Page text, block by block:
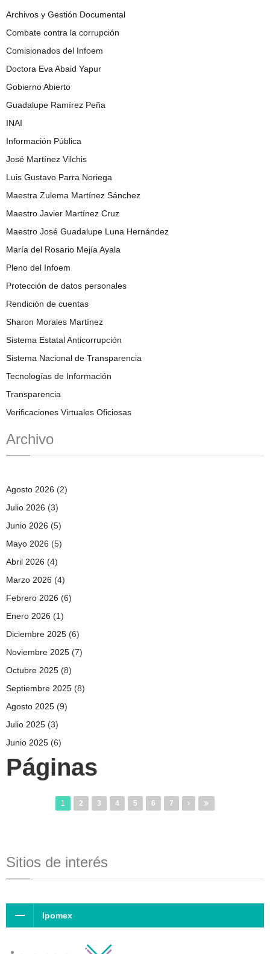
Archivos y Gestión Documental
Combate contra la corrupción
Comisionados del Infoem
Doctora Eva Abaid Yapur
Gobierno Abierto
Guadalupe Ramírez Peña
INAI
Información Pública
José Martínez Vilchis
Luis Gustavo Parra Noriega
Maestra Zulema Martínez Sánchez
Maestro Javier Martínez Cruz
Maestro José Guadalupe Luna Hernández
María del Rosario Mejía Ayala
Pleno del Infoem
Protección de datos personales
Rendición de cuentas
Sharon Morales Martínez
Sistema Estatal Anticorrupción
Sistema Nacional de Transparencia
Tecnologías de Información
Transparencia
Verificaciones Virtuales Oficiosas
Archivo
Agosto 2026 (2)
Julio 2026 (3)
Junio 2026 (5)
Mayo 2026 (5)
Abril 2026 (4)
Marzo 2026 (4)
Febrero 2026 (6)
Enero 2026 (1)
Diciembre 2025 (6)
Noviembre 2025 (7)
Octubre 2025 (8)
Septiembre 2025 (8)
Agosto 2025 (9)
Julio 2025 (3)
Junio 2025 (6)
Páginas
1 2 3 4 5 6 7
Sitios de interés
Ipomex